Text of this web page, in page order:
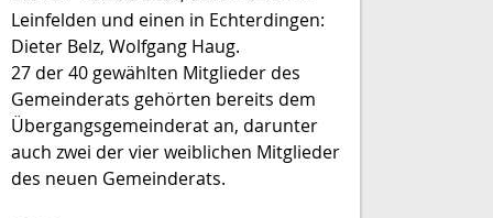
Leinfelden und einen in Echterdingen:
Dieter Belz, Wolfgang Haug.
27 der 40 gewählten Mitglieder des
Gemeinderats gehörten bereits dem
Übergangsgemeinderat an, darunter
auch zwei der vier weiblichen Mitglieder
des neuen Gemeinderats.